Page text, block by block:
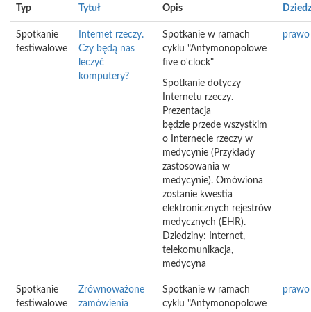
Typ Tytuł Opis
Spotkanie
festiwalowe
Internet rzeczy.
Czy będą nas
leczyć
komputery?
Spotkanie w ramach
cyklu "Antymonopolowe
five o'clock"
Spotkanie dotyczy
Internetu rzeczy.
Prezentacja
będzie przede wszystkim
o Internecie rzeczy w
medycynie (Przykłady
zastosowania w
medycynie). Omówiona
zostanie kwestia
elektronicznych rejestrów
medycznych (EHR).
Dziedziny: Internet,
telekomunikacja,
medycyna
prawo
Spotkanie
festiwalowe
Zrównoważone
zamówienia
Spotkanie w ramach
cyklu "Antymonopolowe
prawo